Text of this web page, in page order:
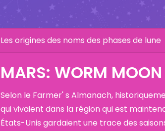
Les origines des noms des phases de lune
MARS: WORM MOON
Selon le Farmer' s Almanach,
qui vivaient dans la région qui est
États-Unis gardaient une trace des